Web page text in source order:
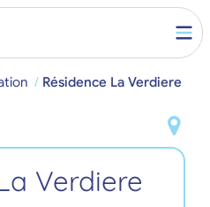
Résidence La Verdiere
Verdiere